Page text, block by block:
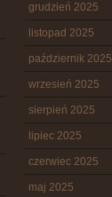
grudzień 2025
listopad 2025
październik 2025
wrzesień 2025
sierpień 2025
lipiec 2025
czerwiec 2025
maj 2025